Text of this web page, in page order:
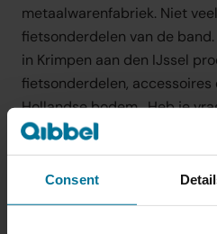
Consent
metaalwarenfabriek. Niet
fietsonderdelen van de
in Krimpen aan den IJssel
fietsonderdelen,
Hollandse bodem.  Heb je
fietsstoeltje of wil je extra
mail ons. Hiernaast vind je
Widek B.V.
Haven 1